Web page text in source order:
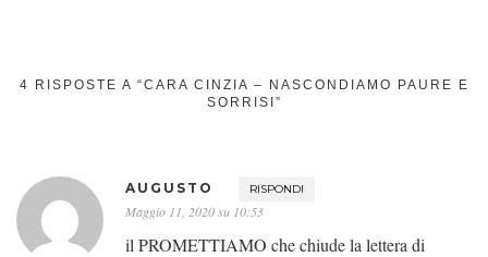
4 RISPOSTE A “CARA CINZIA – NASCONDIAMO PAURE E
SORRISI”
AUGUSTO RISPONDI
Maggio 11, 2020 su 10:53
il PROMETTIAMO che chiude la lettera di